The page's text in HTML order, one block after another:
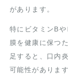
があります。
特にビタミンB
膜を健康に保つ
足すると、口内
可能性がありま